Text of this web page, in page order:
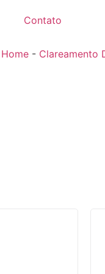
Contato
Home - Clareamento